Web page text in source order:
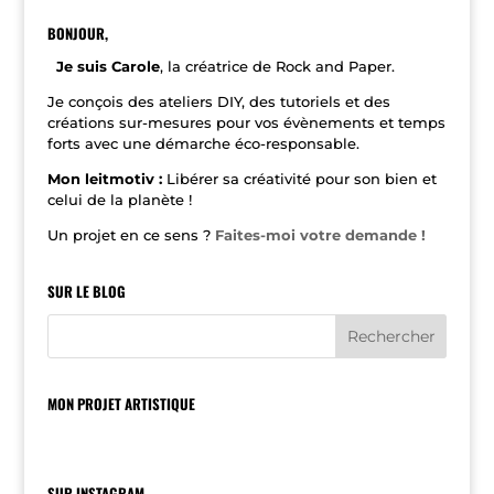
n
v
e
:
BONJOUR,
Je suis Carole, la créatrice de Rock and Paper.
Je conçois des ateliers DIY, des tutoriels et des
créations sur-mesures pour vos évènements et temps
forts avec une démarche éco-responsable.
Mon leitmotiv : Libérer sa créativité pour son bien et
celui de la planète !
Un projet en ce sens ? Faites-moi votre demande !
SUR LE BLOG
MON PROJET ARTISTIQUE